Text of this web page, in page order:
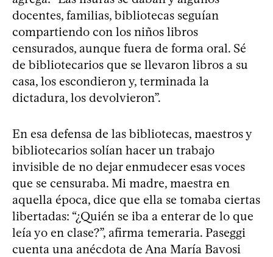
docentes, familias, bibliotecas seguían
compartiendo con los niños libros
censurados, aunque fuera de forma oral. Sé
de bibliotecarios que se llevaron libros a su
casa, los escondieron y, terminada la
dictadura, los devolvieron”.
En esa defensa de las bibliotecas, maestros y
bibliotecarios solían hacer un trabajo
invisible de no dejar enmudecer esas voces
que se censuraba. Mi madre, maestra en
aquella época, dice que ella se tomaba ciertas
libertadas: “¿Quién se iba a enterar de lo que
leía yo en clase?”, afirma temeraria. Paseggi
cuenta una anécdota de Ana María Bavosi